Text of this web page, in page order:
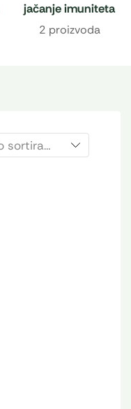
jačanje imuniteta
2 proizvoda